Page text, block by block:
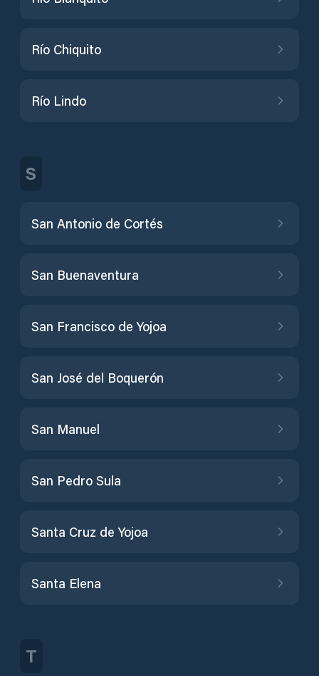
Río Chiquito
Río Lindo
S
San Antonio de Cortés
San Buenaventura
San Francisco de Yojoa
San José del Boquerón
San Manuel
San Pedro Sula
Santa Cruz de Yojoa
Santa Elena
T